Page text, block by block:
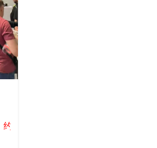
2800家展商齐聚杜塞尔多夫，“智